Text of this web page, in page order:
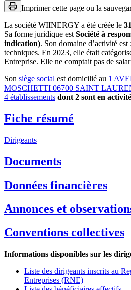
Imprimer cette page ou la
La société WIINERGY a été créée le
Sa forme juridique est Société à
indication). Son domaine d’activité est :
techniques. En 2023, elle était
Entreprise. Elle ne comptait pas de
Son siège social est domicilié au 1
MOSCHETTI 06700 SAINT
4 établissements dont 2 sont en activité
Fiche résumé
Dirigeants
Documents
Données financières
Annonces et
Conventions collectives
Informations disponibles sur les
Liste des dirigeants inscrits au
Entreprises (RNE)